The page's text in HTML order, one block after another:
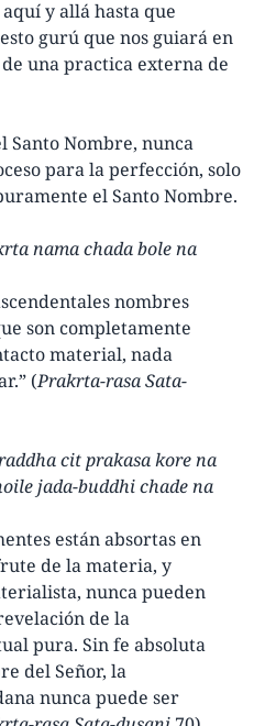
y allá hasta que
gurú que nos guiará en
una practica externa de
Santo Nombre, nunca
para la perfección, solo
el Santo Nombre.
nama chada bole na
nombres
son completamente
material, nada
(Prakrta-rasa Sata-
cit prakasa kore na
jada-buddhi chade na
están absortas en
de la materia, y
nunca pueden
de la
pura. Sin fe absoluta
del Señor, la
nunca puede ser